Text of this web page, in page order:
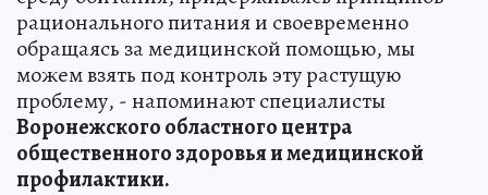
рационального питания и своевременно
обращаясь за медицинской помощью, мы
можем взять под контроль эту растущую
проблему, - напоминают специалисты
Воронежского областного центра
общественного здоровья и медицинской
профилактики.